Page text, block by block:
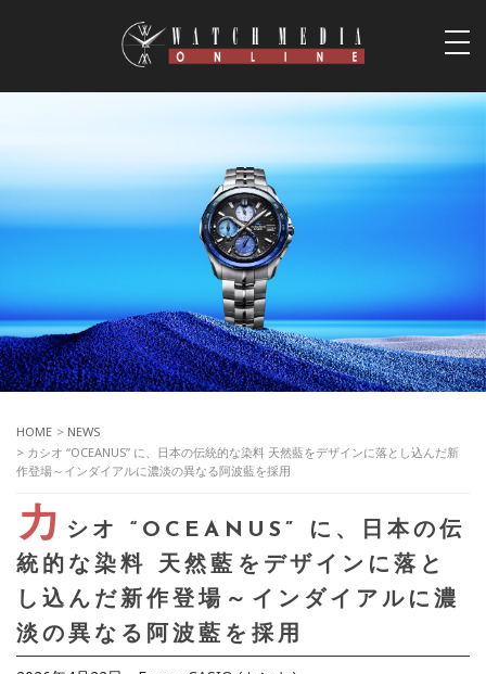
HOME > NEWS
> カシオ “OCEANUS” に、日本の伝統的な染料 天然藍をデザインに落とし込んだ新
作登場～インダイアルに濃淡の異なる阿波藍を採用
カ シオ “OCEANUS” に、日本の伝
統的な染料 天然藍をデザインに落と
し込んだ新作登場～インダイアルに濃
淡の異なる阿波藍を採用